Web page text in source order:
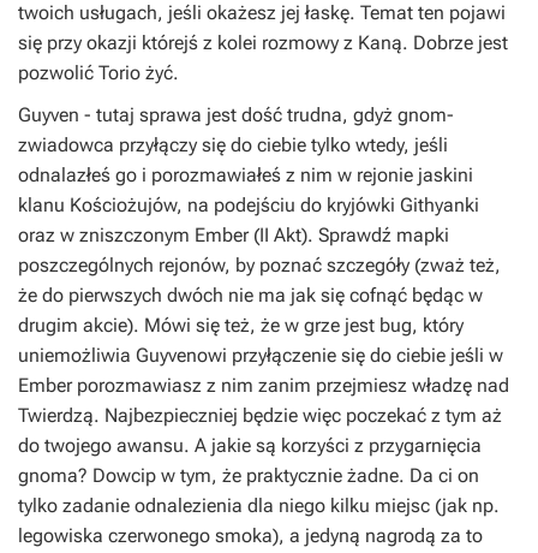
twoich usługach, jeśli okażesz jej łaskę. Temat ten pojawi
się przy okazji którejś z kolei rozmowy z Kaną. Dobrze jest
pozwolić Torio żyć.
Guyven - tutaj sprawa jest dość trudna, gdyż gnom-
zwiadowca przyłączy się do ciebie tylko wtedy, jeśli
odnalazłeś go i porozmawiałeś z nim w rejonie jaskini
klanu Kościożujów, na podejściu do kryjówki Githyanki
oraz w zniszczonym Ember (II Akt). Sprawdź mapki
poszczególnych rejonów, by poznać szczegóły (zważ też,
że do pierwszych dwóch nie ma jak się cofnąć będąc w
drugim akcie). Mówi się też, że w grze jest bug, który
uniemożliwia Guyvenowi przyłączenie się do ciebie jeśli w
Ember porozmawiasz z nim zanim przejmiesz władzę nad
Twierdzą. Najbezpieczniej będzie więc poczekać z tym aż
do twojego awansu. A jakie są korzyści z przygarnięcia
gnoma? Dowcip w tym, że praktycznie żadne. Da ci on
tylko zadanie odnalezienia dla niego kilku miejsc (jak np.
legowiska czerwonego smoka), a jedyną nagrodą za to